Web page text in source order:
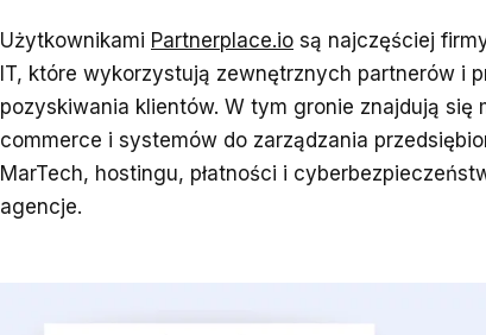
Użytkownikami Partnerplace.io są najczęściej
IT, które wykorzystują zewnętrznych partnerów i
pozyskiwania klientów. W tym gronie znajdują się
commerce i systemów do zarządzania
MarTech, hostingu, płatności i
agencje.